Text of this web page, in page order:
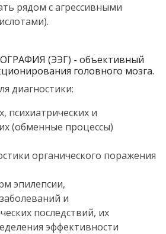
рядом с агрессивными
(ЭЭГ) - объективный
головного мозга.
диагностики:
психиатрических и
(обменные процессы)
органического поражения
эпилепсии,
и
последствий, их
эффективности